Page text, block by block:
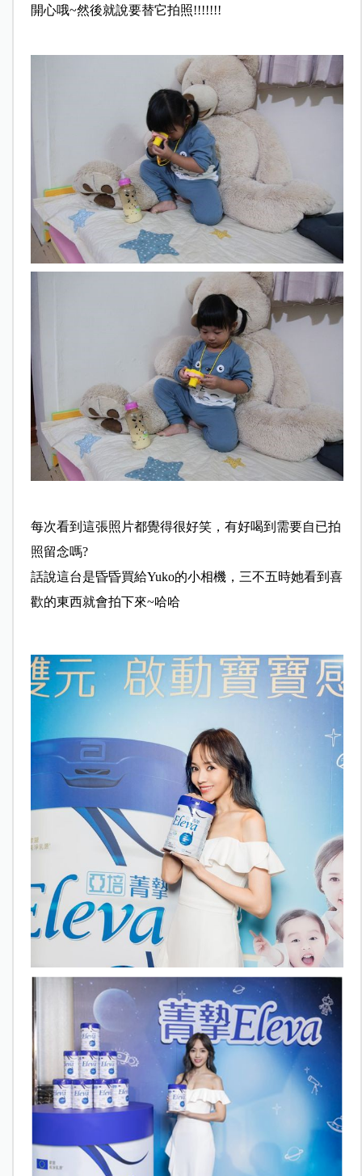
開心哦~然後就說要替它拍照!!!!!!!
每次看到這張照片都覺得很好笑，有好喝到需要自已拍
照留念嗎?
話說這台是昏昏買給Yuko的小相機，三不五時她看到喜
歡的東西就會拍下來~哈哈